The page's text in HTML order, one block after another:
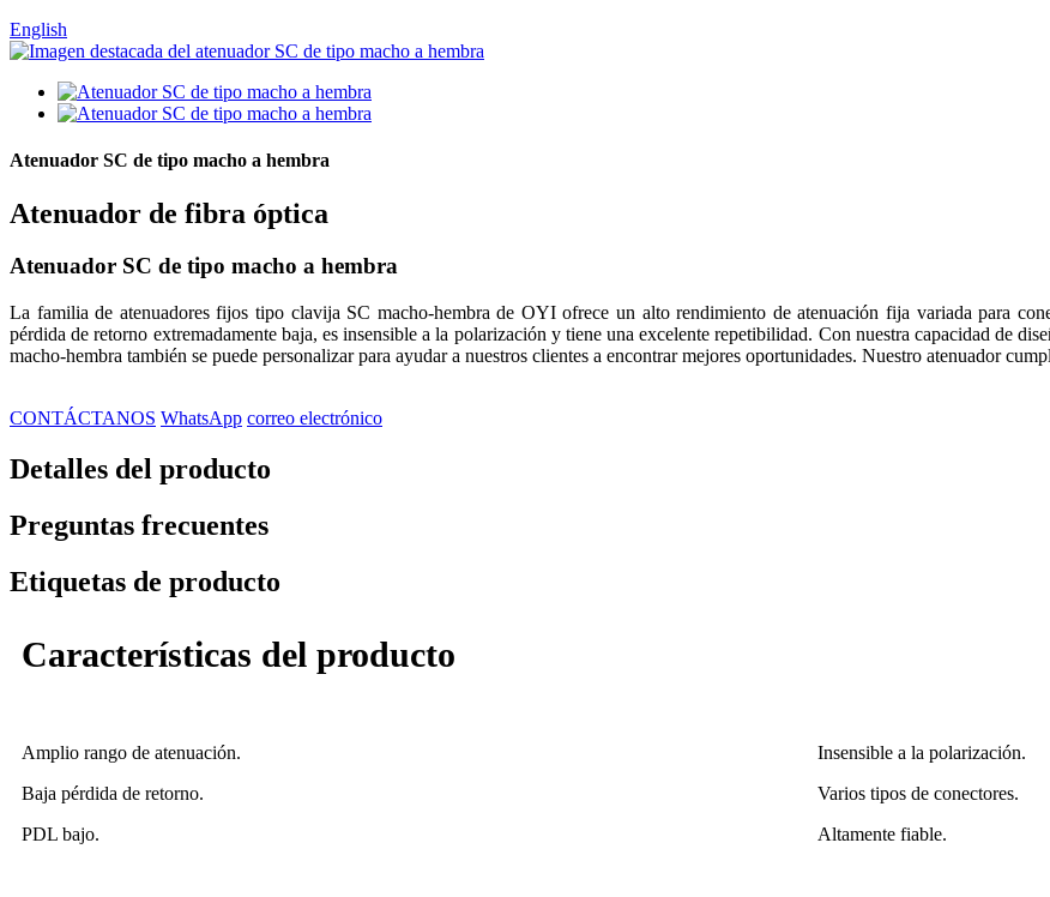
English
Atenuador SC de tipo macho a hembra
Atenuador de fibra óptica
Atenuador SC de tipo macho a hembra
La familia de atenuadores fijos tipo clavija SC macho-hembra de OYI ofrece un alto rendimiento de atenuación fija variada para
pérdida de retorno extremadamente baja, es insensible a la polarización y tiene una excelente repetibilidad. Con nuestra capacidad de
macho-hembra también se puede personalizar para ayudar a nuestros clientes a encontrar mejores oportunidades. Nuestro atenuador
CONTÁCTANOS WhatsApp correo electrónico
Detalles del producto
Preguntas frecuentes
Etiquetas de producto
Características del producto
Amplio rango de atenuación.
Baja pérdida de retorno.
PDL bajo.
Insensible a la polarización.
Varios tipos de conectores.
Altamente fiable.